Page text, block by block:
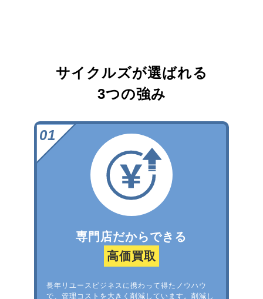
サイクルズが選ばれる
3つの強み
専門店だからできる
高価買取
長年リユースビジネスに携わって得たノウハウ
で、管理コストを大きく削減しています。削減し